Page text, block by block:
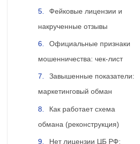
Фейковые лицензии и
накрученные отзывы
Официальные признаки
мошенничества: чек-лист
Завышенные показатели:
маркетинговый обман
Как работает схема
обмана (реконструкция)
Нет лицензии ЦБ РФ: